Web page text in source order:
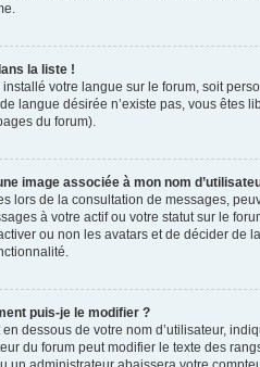
la liste !
installé votre langue sur le forum, soit
langue désirée n’existe pas, vous
du forum).
image associée à mon nom
lors de la consultation de messages,
à votre actif ou votre statut sur le
ou non les avatars et de décider
puis-je le modifier ?
dessous de votre nom d’utilisateur,
du forum peut modifier le texte des